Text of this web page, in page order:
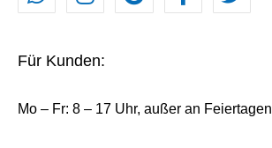
Für Kunden:
Mo – Fr: 8 – 17 Uhr, außer an Feiertagen